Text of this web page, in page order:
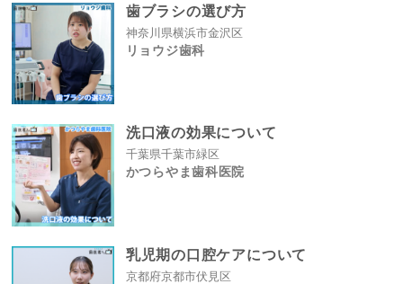
歯ブラシの選び方
神奈川県横浜市金沢区
リョウジ歯科
洗口液の効果について
千葉県千葉市緑区
かつらやま歯科医院
乳児期の口腔ケアについて
京都府京都市伏見区